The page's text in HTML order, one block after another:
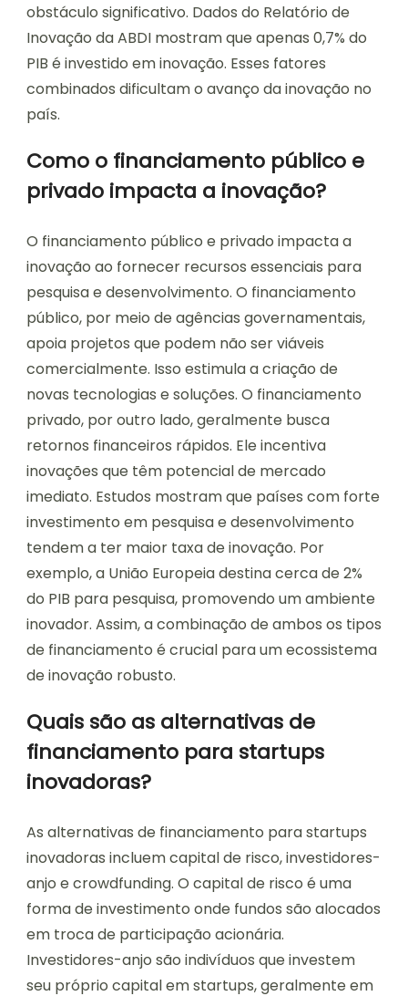
obstáculo significativo. Dados do Relatório de
Inovação da ABDI mostram que apenas 0,7% do
PIB é investido em inovação. Esses fatores
combinados dificultam o avanço da inovação no
país.
Como o financiamento público e
privado impacta a inovação?
O financiamento público e privado impacta a
inovação ao fornecer recursos essenciais para
pesquisa e desenvolvimento. O financiamento
público, por meio de agências governamentais,
apoia projetos que podem não ser viáveis
comercialmente. Isso estimula a criação de
novas tecnologias e soluções. O financiamento
privado, por outro lado, geralmente busca
retornos financeiros rápidos. Ele incentiva
inovações que têm potencial de mercado
imediato. Estudos mostram que países com forte
investimento em pesquisa e desenvolvimento
tendem a ter maior taxa de inovação. Por
exemplo, a União Europeia destina cerca de 2%
do PIB para pesquisa, promovendo um ambiente
inovador. Assim, a combinação de ambos os tipos
de financiamento é crucial para um ecossistema
de inovação robusto.
Quais são as alternativas de
financiamento para startups
inovadoras?
As alternativas de financiamento para startups
inovadoras incluem capital de risco, investidores-
anjo e crowdfunding. O capital de risco é uma
forma de investimento onde fundos são alocados
em troca de participação acionária.
Investidores-anjo são indivíduos que investem
seu próprio capital em startups, geralmente em